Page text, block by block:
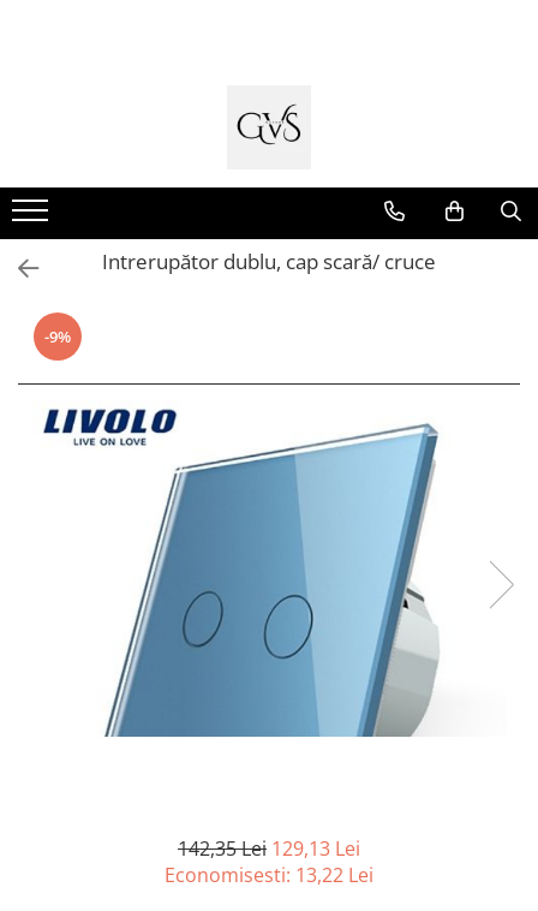
Conductori - Fy - Myf
Cabluri tip Cordon (MYYM)
Cabluri tip CYY-F
Cabluri tip N2XH Halogen Free
Cabluri tip NHXH E90 Halogen Free
Cabluri Internet - TV
Cabluri Alarmă - Incendiu
Tablouri si Sigurante
Tablouri Organizare
Cutii Sigurante
Sigurante Automate
Gama Legrand
Gama Noark
Accesorii Tablou-Sigurante
Trasee Cabluri / Accesorii
Intrerupător dublu, cap scară/ cruce
-9%
142,35 Lei 129,13 Lei
Economisesti: 13,22 Lei